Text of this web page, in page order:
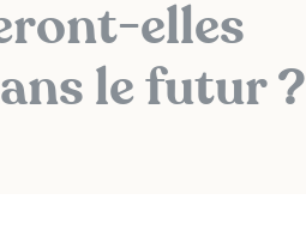
elles
le futur ?